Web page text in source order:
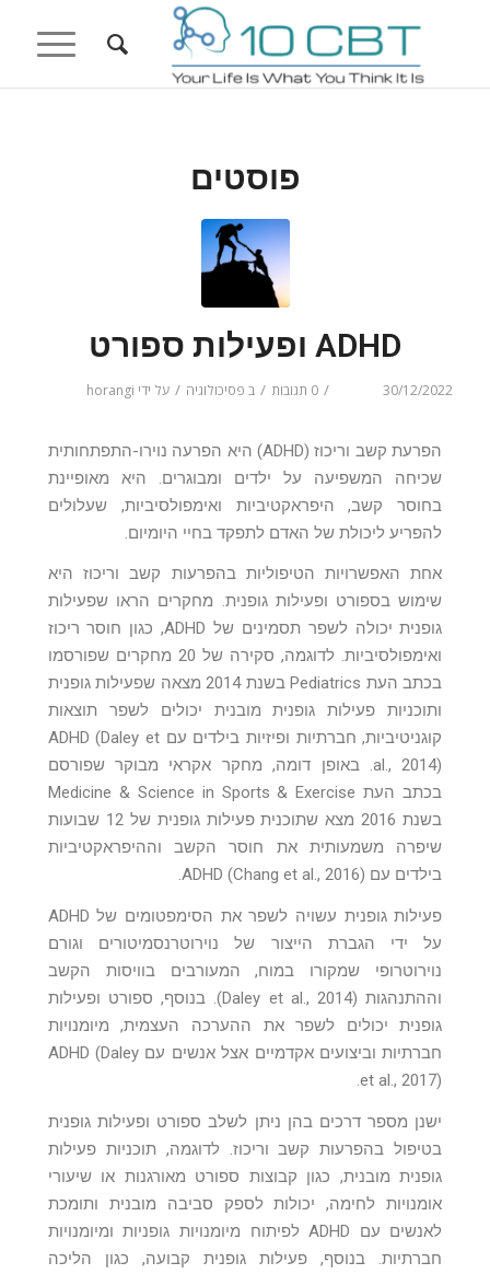
פוסטים
ADHD ופעילות ספורט
30/12/2022
/ 0 תגובות / ב פסיכולוגיה / על ידי horangi
הפרעת קשב וריכוז (ADHD) היא הפרעה נוירו-התפתחותית
שכיחה המשפיעה על ילדים ומבוגרים. היא מאופיינת
בחוסר קשב, היפראקטיביות ואימפולסיביות, שעלולים
להפריע ליכולת של האדם לתפקד בחיי היומיום.
אחת האפשרויות הטיפוליות בהפרעות קשב וריכוז היא
שימוש בספורט ופעילות גופנית. מחקרים הראו שפעילות
גופנית יכולה לשפר תסמינים של ADHD, כגון חוסר ריכוז
ואימפולסיביות. לדוגמה, סקירה של 20 מחקרים שפורסמו
בכתב העת Pediatrics בשנת 2014 מצאה שפעילות גופנית
ותוכניות פעילות גופנית מובנית יכולים לשפר תוצאות
קוגניטיביות, חברתיות ופיזיות בילדים עם ADHD (Daley et
al., 2014). באופן דומה, מחקר אקראי מבוקר שפורסם
בכתב העת Medicine & Science in Sports & Exercise
בשנת 2016 מצא שתוכנית פעילות גופנית של 12 שבועות
שיפרה משמעותית את חוסר הקשב וההיפראקטיביות
בילדים עם ADHD (Chang et al., 2016).
פעילות גופנית עשויה לשפר את הסימפטומים של ADHD
על ידי הגברת הייצור של נוירוטרנסמיטורים וגורם
נוירוטרופי שמקורו במוח, המעורבים בוויסות הקשב
וההתנהגות (Daley et al., 2014). בנוסף, ספורט ופעילות
גופנית יכולים לשפר את ההערכה העצמית, מיומנויות
חברתיות וביצועים אקדמיים אצל אנשים עם ADHD (Daley
et al., 2017).
ישנן מספר דרכים בהן ניתן לשלב ספורט ופעילות גופנית
בטיפול בהפרעות קשב וריכוז. לדוגמה, תוכניות פעילות
גופנית מובנית, כגון קבוצות ספורט מאורגנות או שיעורי
אומנויות לחימה, יכולות לספק סביבה מובנית ותומכת
לאנשים עם ADHD לפיתוח מיומנויות גופניות ומיומנויות
חברתיות. בנוסף, פעילות גופנית קבועה, כגון הליכה